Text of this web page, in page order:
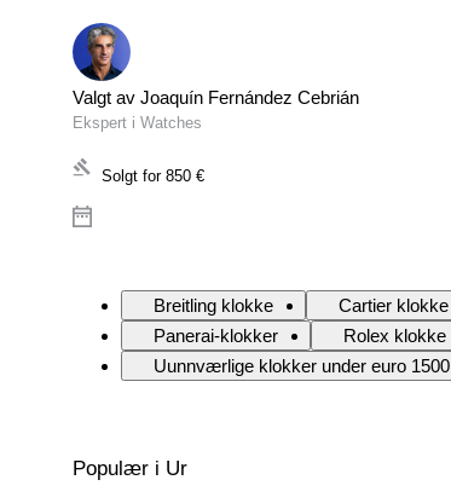
Valgt av Joaquín Fernández Cebrián
Ekspert i Watches
Solgt for 850 €
Breitling klokke Cartier klokke
Panerai-klokker
Rolex klokke
Uunnværlige klokker under euro 1500
Populær i Ur